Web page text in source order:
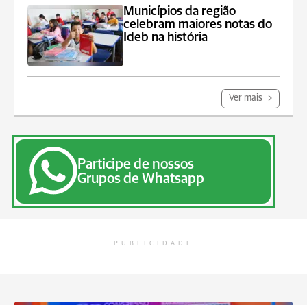
Municípios da região
celebram maiores notas do
Ideb na história
Ver mais
Participe de nossos
Grupos de Whatsapp
PUBLICIDADE